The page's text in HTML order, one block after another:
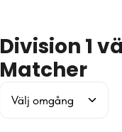
Division 1
Matcher
Välj omgång